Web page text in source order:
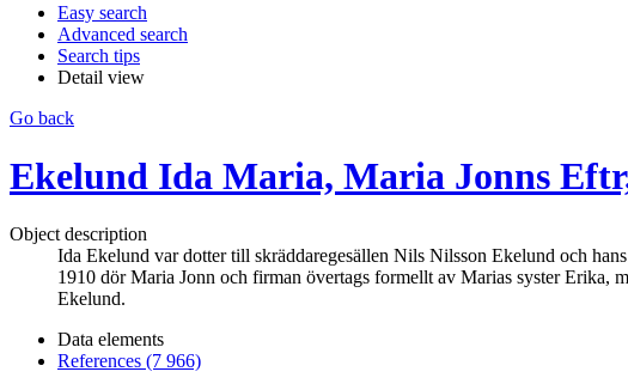
Easy search
Advanced search
Search tips
Detail view
Go back
Ekelund Ida Maria, Maria Jonns
Object description
Ida Ekelund var dotter till skräddaregesällen Nils Nilsson Ekelund och
1910 dör Maria Jonn och firman övertags formellt av Marias syster Erika,
Ekelund.
Data elements
References (7 966)